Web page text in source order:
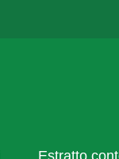
Estratto